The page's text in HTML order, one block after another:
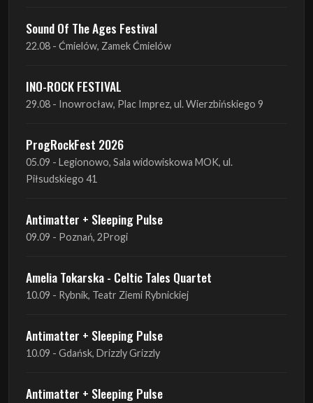
Sound Of The Ages Festival
22.08 - Ćmielów, Zamek Ćmielów
INO-ROCK FESTIVAL
29.08 - Inowrocław, Plac Imprez, ul. Wierzbińskiego 9
ProgRockFest 2026
05.09 - Legionowo, Sala widowiskowa MOK, ul.
Piłsudskiego 41
Antimatter + Sleeping Pulse
09.09 - Poznań, 2Progi
Amelia Tokarska - Celtic Tales Quartet
10.09 - Rybnik, Teatr Ziemi Rybnickiej
Antimatter + Sleeping Pulse
10.09 - Gdańsk, Drizzly Grizzly
Antimatter + Sleeping Pulse